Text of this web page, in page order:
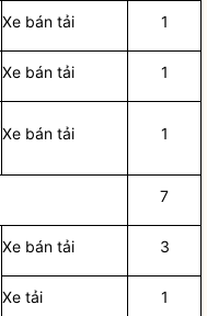
Xe bán tải 1
Xe bán tải 1
Xe bán tải 1
7
Xe bán tải 3
Xe tải 1